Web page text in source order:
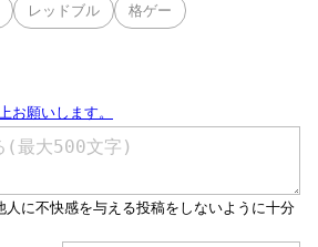
レッドブル 格ゲー